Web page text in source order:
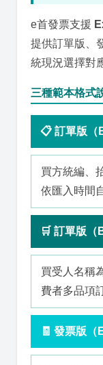
e首發票支援
提供訂單版、
統現況選擇對
三種範本格式
📋 訂單版（
買方統編、
依匯入時間
🛒 訂單版（
買受人名稱
費者多品項
🧾 發票版（